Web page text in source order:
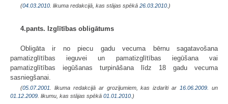
(04.03.2010 . likuma redakcijā, kas stājas spēkā 26.03.2010. )
4.pants. Izglītības obligātums
Obligāta ir no piecu gadu vecuma bērnu sagatavošana
pamatizglītības ieguvei un pamatizglītības iegūšana vai
pamatizglītības iegūšanas turpināšana līdz 18 gadu vecuma
sasniegšanai.
(05.07.2001 . likuma redakcijā ar grozījumiem, kas izdarīti ar 16.06.2009.
un
01.12.2009 . likumu, kas stājas spēkā 01.01.2010. )